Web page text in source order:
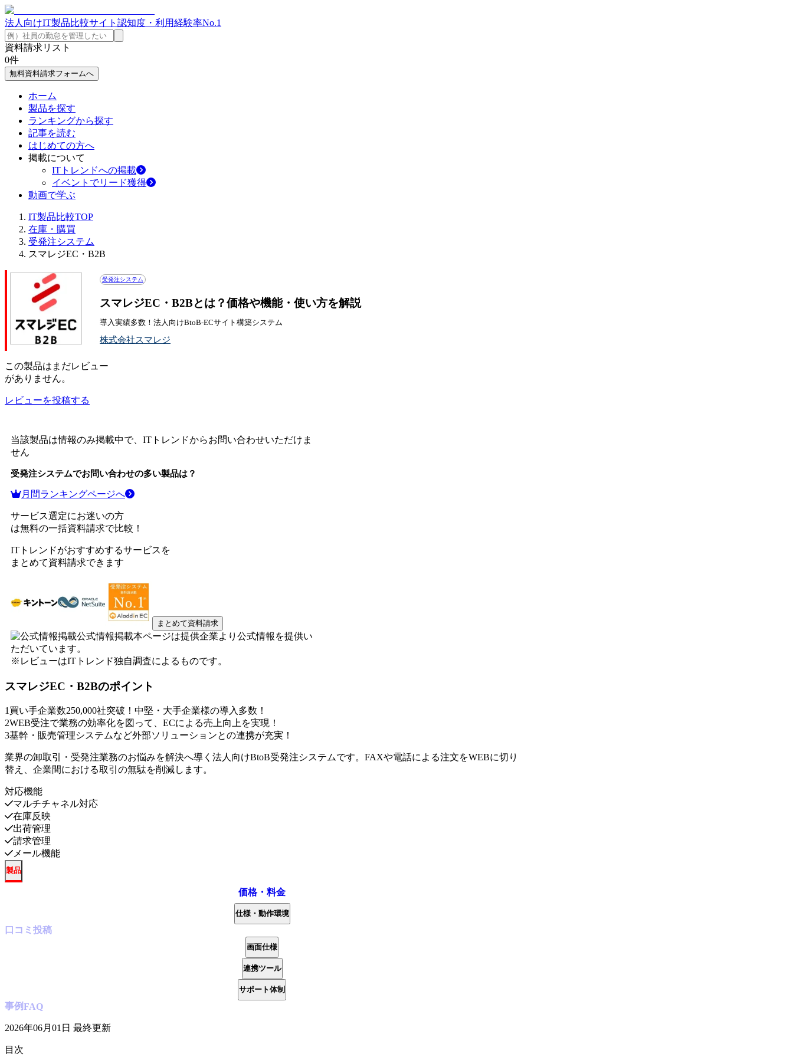
法人向けIT製品比較サイト 認知度・利用経験率No.1
資料請求リスト
0件
無料資料請求フォームへ
ホーム
製品を探す
ランキングから探す
記事を読む
はじめての方へ
掲載について
ITトレンドへの掲載
イベントでリード獲得
動画で学ぶ
IT製品比較TOP
在庫・購買
受発注システム
スマレジEC・B2B
受発注システム
スマレジEC・B2Bとは？価格や機能・使い方を解説
導入実績多数！法人向けBtoB-ECサイト構築システム
株式会社スマレジ
この製品はまだレビュー
がありません。
レビューを投稿する
当該製品は情報のみ掲載中で、ITトレンドからお問い合わせいただけま
せん
受発注システムでお問い合わせの多い製品は？
月間ランキングページへ
サービス選定にお迷いの方
は無料の一括資料請求で比較！
ITトレンドがおすすめするサービスを
まとめて資料請求できます
まとめて資料請求
公式情報掲載本ページは提供企業より公式情報を提供い
ただいています。
※レビューはITトレンド独自調査によるものです。
スマレジEC・B2Bのポイント
1買い手企業数250,000社突破！中堅・大手企業様の導入多数！
2WEB受注で業務の効率化を図って、ECによる売上向上を実現！
3基幹・販売管理システムなど外部ソリューションとの連携が充実！
業界の卸取引・受発注業務のお悩みを解決へ導く法人向けBtoB受発注システムです。FAXや電話による注文をWEBに切り
替え、企業間における取引の無駄を削減します。
対応機能
マルチチャネル対応
在庫反映
出荷管理
請求管理
メール機能
製品
価格・料金
仕様・動作環境
口コミ 投稿
画面仕様
連携ツール
サポート体制
事例FAQ
2026年06月01日 最終更新
目次